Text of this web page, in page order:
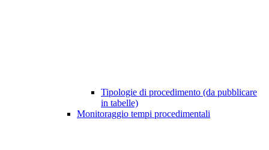
Tipologie di procedimento (da pubblicare
in tabelle)
Monitoraggio tempi procedimentali